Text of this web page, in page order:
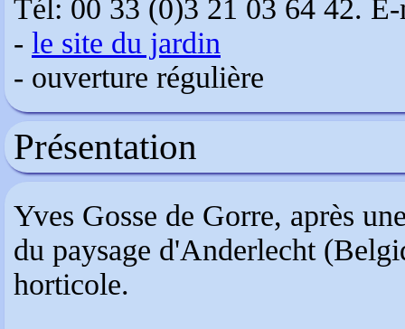
Tél: 00 33 (0)3 21 03 64 42.
- le site du jardin
- ouverture régulière
Présentation
Yves Gosse de Gorre, après
du paysage d'Anderlecht
horticole.